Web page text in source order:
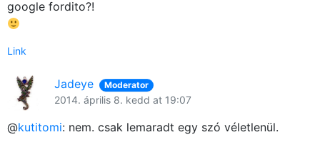
google fordito?!
Link
Jadeye Moderator
2014. április 8. kedd at 19:07
@kutitomi: nem. csak lemaradt egy szó véletlenül.